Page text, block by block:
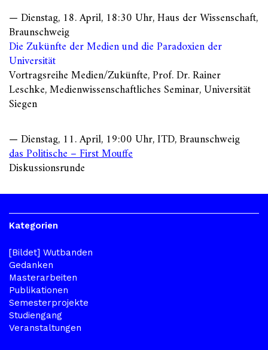
— Dienstag, 18. April, 18:30 Uhr, Haus der Wissenschaft,
Braunschweig
Die Zukünfte der Medien und die Paradoxien der
Universität
Vortragsreihe Medien/Zukünfte, Prof. Dr. Rainer
Leschke, Medienwissenschaftliches Seminar, Universität
Siegen
— Dienstag, 11. April, 19:00 Uhr, ITD, Braunschweig
das Politische – First Mouffe
Diskussionsrunde
Kategorien
[Bildet] Wutbanden
Gedanken
Masterarbeiten
Publikationen
Semesterprojekte
Studiengang
Veranstaltungen